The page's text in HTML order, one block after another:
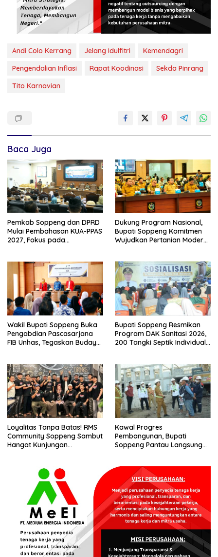
Andi Colo Kerrang Jelang Idulfitri
Kemendagri
Pengendalian Inflasi
Rapat Koodinasi
Sekda Pinrang
Tito Karnavian
Baca Juga
Pemkab Soppeng dan DPRD
Mulai Pembahasan KUA-PPAS
2027, Fokus pada
Dukung Program Nasional,
Bupati Soppeng Komitmen
Wujudkan Pertanian Modern
Wakil Bupati Soppeng Buka
Pengabdian Pascasarjana
FIB Unhas, Tegaskan Budaya
Bupati Soppeng Resmikan
Program DAK Sanitasi 2026,
200 Tangki Septik Individual
Loyalitas Tanpa Batas! RMS
Community Soppeng Sambut
Hangat Kunjungan
Kawal Progres
Pembangunan, Bupati
Soppeng Pantau Langsung